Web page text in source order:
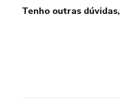
Tenho outras